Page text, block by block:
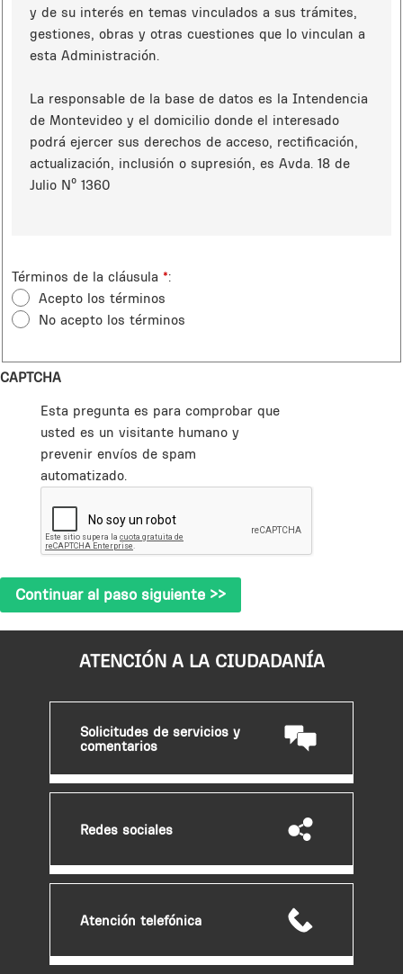
y de su interés en temas vinculados a sus trámites,
gestiones, obras y otras cuestiones que lo vinculan a
esta Administración.
La responsable de la base de datos es la Intendencia
de Montevideo y el domicilio donde el interesado
podrá ejercer sus derechos de acceso, rectificación,
actualización, inclusión o supresión, es Avda. 18 de
Julio Nº 1360
Términos de la cláusula *
Acepto los términos
No acepto los términos
CAPTCHA
Esta pregunta es para comprobar que
usted es un visitante humano y
prevenir envíos de spam
automatizado.
ATENCIÓN A LA CIUDADANÍA
Solicitudes de servicios y
comentarios
Redes sociales
Atención telefónica